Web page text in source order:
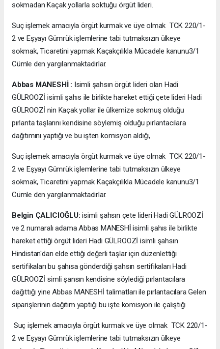
sokmadan Kaçak yollarla soktuğu örgüt lideri.
Suç işlemek amacıyla örgüt kurmak ve üye olmak TCK 220/1-
2 ve Eşyayı Gümrük işlemlerine tabi tutmaksızın ülkeye
sokmak, Ticaretini yapmak Kaçakçılıkla Mücadele kanunu3/1
Cümle den yargılanmaktadırlar.
Abbas MANESHİ : Isimli şahsın örgüt lideri olan Hadi
GÜLROOZİ isimli şahıs ile birlikte hareket ettiği çete lideri Hadi
GÜLROOZİ nin Kaçak yollar ile ülkemize sokmuş olduğu
pırlanta taşlarını kendisine söylemiş olduğu pırlantacılara
dağıtımını yaptığı ve bu işten komisyon aldığı,
Suç işlemek amacıyla örgüt kurmak ve üye olmak TCK 220/1-
2 ve Eşyayı Gümrük işlemlerine tabi tutmaksızın ülkeye
sokmak, Ticaretini yapmak Kaçakçılıkla Mücadele kanunu3/1
Cümle den yargılanmaktadırlar.
Belgin ÇALICIOĞLU: isimli şahsın çete lideri Hadi GÜLROOZİ
ve 2 numaralı adama Abbas MANESHİ isimli şahıs ile birlikte
hareket ettiği örgüt lideri Hadi GÜLROOZİ isimli şahsın
Hindistan'dan elde ettiği değerli taşlar için düzenlettiği
sertifikaları bu şahısa gönderdiği şahsın sertifikaları Hadi
GÜLROOZİ simli şansın kendisine söylediği pırlantacılara
dağıttığı yine Abbas MANESHİ talimatları ile pırlantacılara Gelen
siparişlerinin dağıtım yaptığı bu işte komisyon ile çalıştığı
Suç işlemek amacıyla örgüt kurmak ve üye olmak TCK 220/1-
2 ve Eşyayı Gümrük işlemlerine tabi tutmaksızın ülkeye